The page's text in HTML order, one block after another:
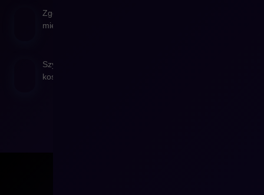
Zgodność z przepisami e-commerce w sprzedaży
międzynarodowej
Szybszy start na nowych rynkach bez ryzyka
kosztownych błędów